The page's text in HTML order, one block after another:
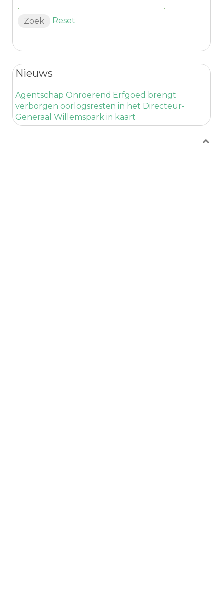
Reset
Nieuws
Agentschap Onroerend Erfgoed brengt
verborgen oorlogsresten in het Directeur-
Generaal Willemspark in kaart